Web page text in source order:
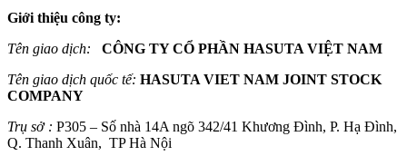
Giới thiệu công ty:
Tên giao dịch: CÔNG TY CỔ PHẦN HASUTA VIỆT NAM
Tên giao dịch quốc tế: HASUTA VIET NAM JOINT STOCK
COMPANY
Trụ sở : P305 – Số nhà 14A ngõ 342/41 Khương Đình, P. Hạ Đình,
Q. Thanh Xuân, TP Hà Nội